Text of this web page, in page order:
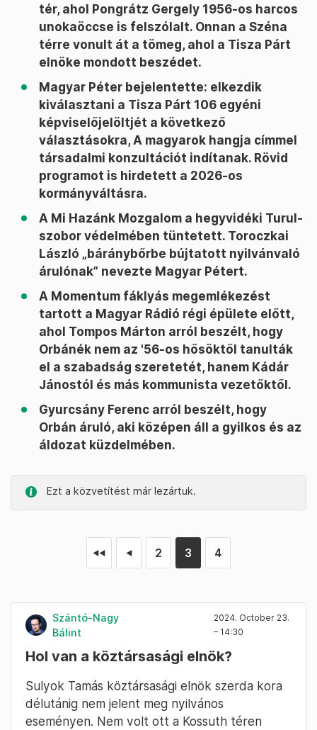
tér, ahol Pongrátz Gergely 1956-os harcos
unokaöccse is felszólalt. Onnan a Széna
térre vonult át a tömeg, ahol a Tisza Párt
elnöke mondott beszédet.
Magyar Péter bejelentette: elkezdik
kiválasztani a Tisza Párt 106 egyéni
képviselőjelöltjét a következő
választásokra, A magyarok hangja címmel
társadalmi konzultációt indítanak. Rövid
programot is hirdetett a 2026-os
kormányváltásra.
A Mi Hazánk Mozgalom a hegyvidéki Turul-
szobor védelmében tüntetett. Toroczkai
László „báránybőrbe bújtatott nyilvánvaló
árulónak” nevezte Magyar Pétert.
A Momentum fáklyás megemlékezést
tartott a Magyar Rádió régi épülete előtt,
ahol Tompos Márton arról beszélt, hogy
Orbánék nem az '56-os hősöktől tanulták
el a szabadság szeretetét, hanem Kádár
Jánostól és más kommunista vezetőktől.
Gyurcsány Ferenc arról beszélt, hogy
Orbán áruló, aki középen áll a gyilkos és az
áldozat küzdelmében.
Ezt a közvetítést már lezártuk.
◄◄ ◄ 2 3 4
Szántó-Nagy
Bálint
2024. October 23.
– 14:30
Hol van a köztársasági elnök?
Sulyok Tamás köztársasági elnök szerda kora
délutánig nem jelent meg nyilvános
eseményen. Nem volt ott a Kossuth téren